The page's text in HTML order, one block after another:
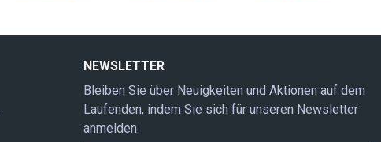
NEWSLETTER
Bleiben Sie über Neuigkeiten und Aktionen auf dem
Laufenden, indem Sie sich für unseren Newsletter
anmelden